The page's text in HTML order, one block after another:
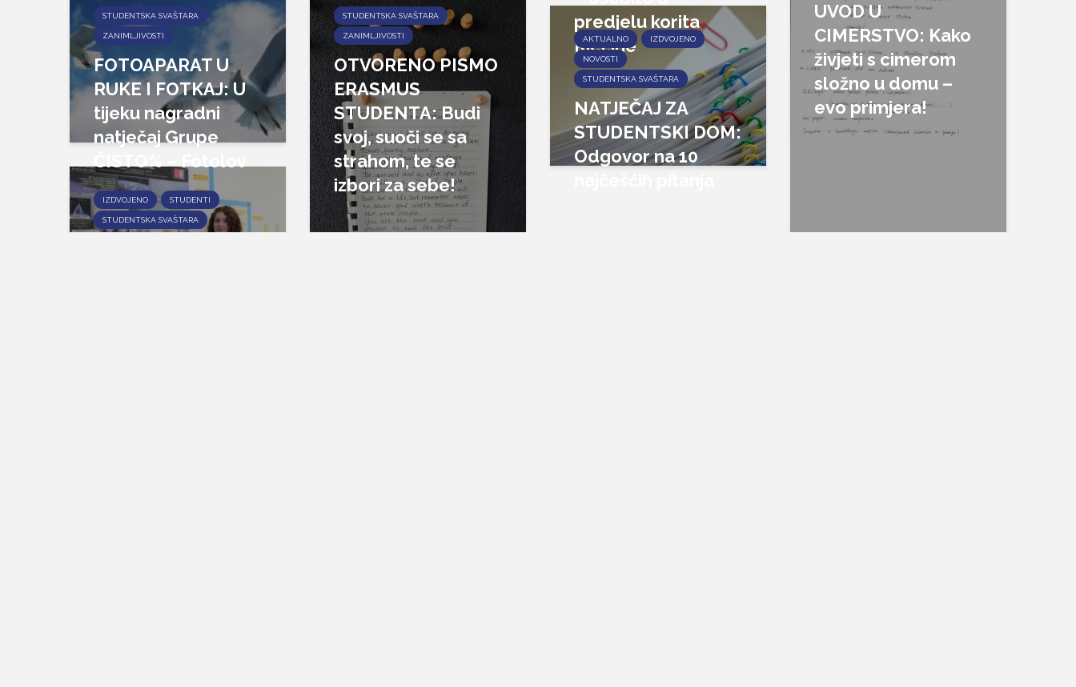
predjelu korita
Rječine
UVOD U
CIMERSTVO: Kako
živjeti s cimerom
složno u domu –
evo primjera!
STUDENTSKA SVAŠTARA
ZANIMLJIVOSTI
FOTOAPARAT U
RUKE I FOTKAJ: U
tijeku nagradni
natječaj Grupe
STUDENTSKA SVAŠTARA
ZANIMLJIVOSTI
OTVORENO PISMO
ERASMUS
STUDENTA: Budi
svoj, suoči se sa
strahom, te se
izbori za sebe!
AKTUALNO IZDVOJENO
NOVOSTI
STUDENTSKA SVAŠTARA
NATJEČAJ ZA
STUDENTSKI DOM:
Odgovor na 10
IZDVOJENO STUDENTI
STUDENTSKA SVAŠTARA